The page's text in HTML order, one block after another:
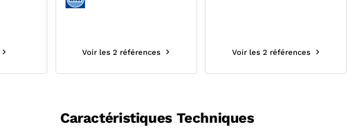
Voir les 2 références Voir les 2 références
Caractéristiques Techniques